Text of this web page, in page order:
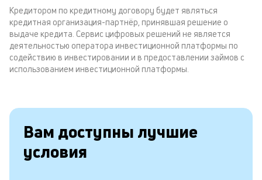
Кредитором по кредитному договору будет являться
кредитная организация-партнёр, принявшая решение о
выдаче кредита. Сервис цифровых решений не является
деятельностью оператора инвестиционной платформы по
содействию в инвестировании и в предоставлении займов с
использованием инвестиционной платформы.
Вам доступны лучшие
условия